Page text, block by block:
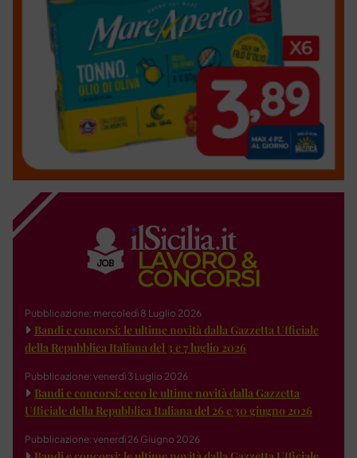
Pubblicazione: mercoledì 8 Luglio 2026
Bandi e concorsi: le ultime novità dalla Gazzetta Ufficiale
della Repubblica Italiana del 3 e 7 luglio 2026
Pubblicazione: venerdì 3 Luglio 2026
Bandi e concorsi: ecco le ultime novità dalla Gazzetta
Ufficiale della Repubblica Italiana del 26 e 30 giugno 2026
Pubblicazione: venerdì 26 Giugno 2026